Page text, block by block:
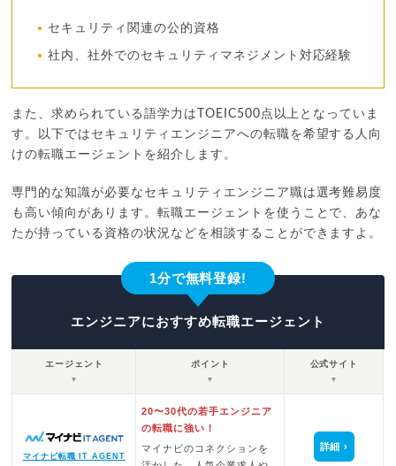
セキュリティ関連の公的資格
社内、社外でのセキュリティマネジメント対応経験
また、求められている語学力はTOEIC500点以上となっていま
す。以下ではセキュリティエンジニアへの転職を希望する人向
けの転職エージェントを紹介します。
専門的な知識が必要なセキュリティエンジニア職は選考難易度
も高い傾向があります。転職エージェントを使うことで、あな
たが持っている資格の状況などを相談することができますよ。
1分で無料登録!
エンジニアにおすすめ転職エージェント
エージェント
▼
ポイント
▼
公式サイト
▼
マイナビ転職 IT AGENT
20〜30代の若手エンジニア
の転職に強い！
マイナビのコネクションを
詳細